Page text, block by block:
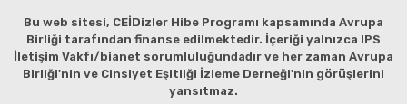
Bu web sitesi, CEİDizler Hibe Programı kapsamında Avrupa
Birliği tarafından finanse edilmektedir. İçeriği yalnızca IPS
İletişim Vakfı/bianet sorumluluğundadır ve her zaman Avrupa
Birliği'nin ve Cinsiyet Eşitliği İzleme Derneği'nin görüşlerini
yansıtmaz.